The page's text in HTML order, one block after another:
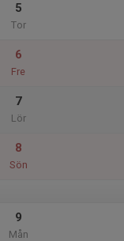
5
Tor
6
Fre
7
Lör
8
Sön
9
Mån